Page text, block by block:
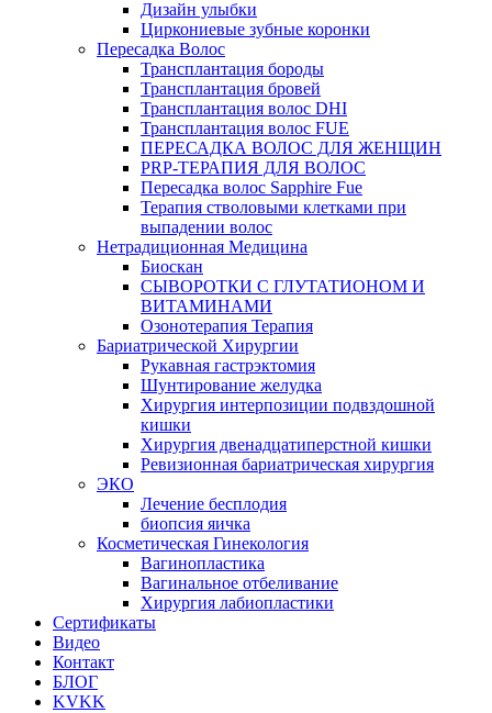
Дизайн улыбки
Циркониевые зубные коронки
Пересадка Волос
Трансплантация бороды
Трансплантация бровей
Трансплантация волос DHI
Трансплантация волос FUE
ПЕРЕСАДКА ВОЛОС ДЛЯ ЖЕНЩИН
PRP-ТЕРАПИЯ ДЛЯ ВОЛОС
Пересадка волос Sapphire Fue
Терапия стволовыми клетками при
выпадении волос
Нетрадиционная Медицина
Биоскан
СЫВОРОТКИ С ГЛУТАТИОНОМ И
ВИТАМИНАМИ
Озонотерапия Терапия
Бариатрической Хирургии
Рукавная гастрэктомия
Шунтирование желудка
Хирургия интерпозиции подвздошной
кишки
Хирургия двенадцатиперстной кишки
Ревизионная бариатрическая хирургия
ЭКО
Лечение бесплодия
биопсия яичка
Косметическая Гинекология
Вагинопластика
Вагинальное отбеливание
Хирургия лабиопластики
Сертификаты
Видео
Контакт
БЛОГ
KVKK